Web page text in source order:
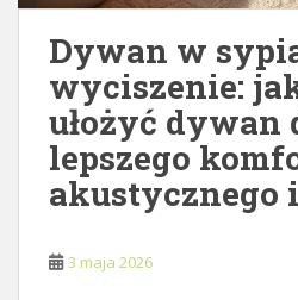
Dywan w
wyciszenie:
ułożyć dywan
lepszego
akustycznego
3 maja 2026